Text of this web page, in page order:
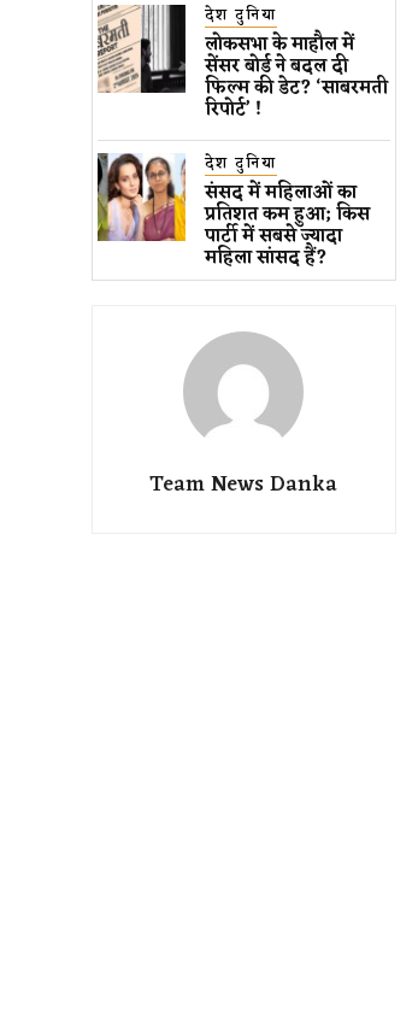
देश दुनिया
लोकसभा के माहौल में
सेंसर बोर्ड ने बदल दी
फिल्म की डेट? ‘साबरमती
रिपोर्ट’ !
देश दुनिया
संसद में महिलाओं का
प्रतिशत कम ​हुआ​; किस
पार्टी में सबसे ज्यादा
महिला सांसद हैं?
Team News Danka